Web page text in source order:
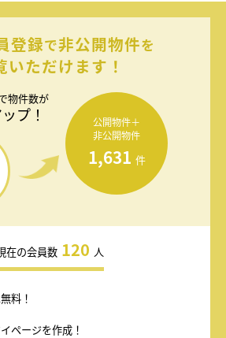
登録で非公開物件を
いただけます！
物件数が
プ！
公開物件＋
非公開物件
1,631 件
在の会員数 120 人
料！
ページを作成！